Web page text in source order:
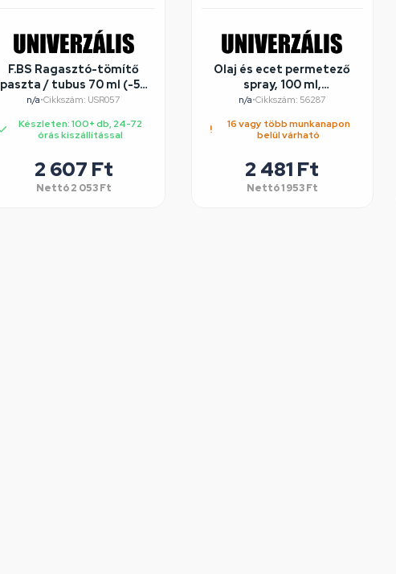
F.BS Ragasztó-tömítő
paszta / tubus 70 ml (-50
- +200 ) FBS
n/a•Cikkszám: USR057
Készleten: 100+ db, 24-72
órás kiszállítással
2 607 Ft
Nettó2 053Ft
Olaj és ecet permetező
spray, 100 ml,
rozsdamentes acél
n/a•Cikkszám: 56287
16 vagy több munkanapon
belül várható
2 481 Ft
Nettó1 953 Ft